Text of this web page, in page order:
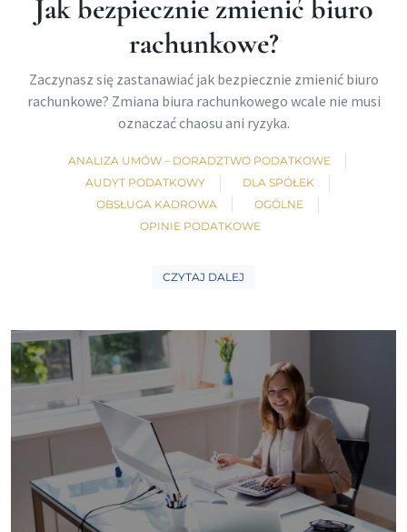
Jak bezpiecznie zmienić biuro
rachunkowe?
Zaczynasz się zastanawiać jak bezpiecznie zmienić biuro
rachunkowe? Zmiana biura rachunkowego wcale nie musi
oznaczać chaosu ani ryzyka.
ANALIZA UMÓW – DORADZTWO PODATKOWE
AUDYT PODATKOWY
DLA SPÓŁEK
OBSŁUGA KADROWA
OGÓLNE
OPINIE PODATKOWE
CZYTAJ DALEJ